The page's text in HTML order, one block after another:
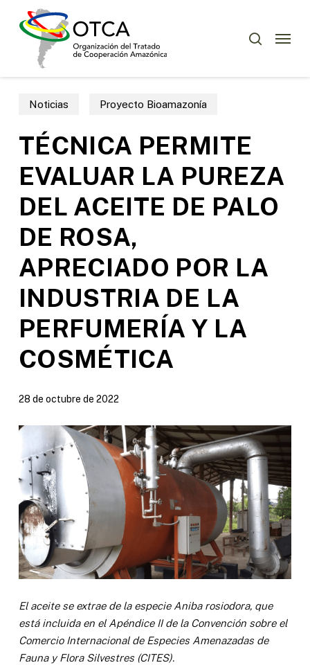
Menu
Noticias Proyecto Bioamazonía
TÉCNICA PERMITE
EVALUAR LA PUREZA
DEL ACEITE DE PALO
DE ROSA,
APRECIADO POR LA
INDUSTRIA DE LA
PERFUMERÍA Y LA
COSMÉTICA
28 de octubre de 2022
El aceite se extrae de la especie Aniba rosiodora, que
está incluida en el Apéndice II de la Convención sobre el
Comercio Internacional de Especies Amenazadas de
Fauna y Flora Silvestres (CITES).